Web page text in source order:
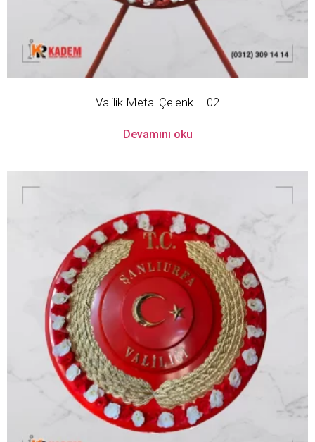
Valilik Metal Çelenk – 02
Devamını oku